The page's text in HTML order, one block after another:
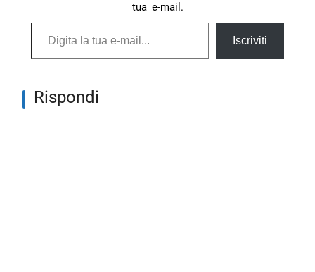
tua e-mail.
Digita la tua e-mail...
Iscriviti
Rispondi